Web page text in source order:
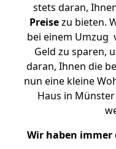
stets daran,
Preisezu bieten.
bei einem Umzug
Geld zu sparen,
daran, Ihnen die
nun eine kleine
Haus in
Wir haben immer